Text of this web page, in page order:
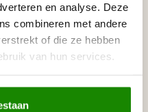
en analyse. Deze
combineren met andere
of die ze hebben
van hun services.
€20,10